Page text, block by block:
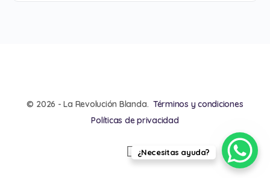
© 2026 - La Revolución Blanda. Términos y condiciones
Políticas de privacidad
¿Necesitas ayuda?